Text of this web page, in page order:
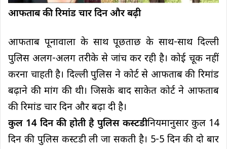
आफताब की रिमांड चार दिन और बढ़ी
आफताब पूनावाला के साथ पूछताछ के साथ-साथ दिल्ली
पुलिस अलग-अलग तरीके से जांच कर रही है। कोई चूक नहीं
करना चाहती है। दिल्ली पुलिस ने कोर्ट से आफताब की रिमांड
बढ़ाने की मांग की थी। जिसके बाद साकेत कोर्ट ने आफताब
की रिमांड चार दिन और बढ़ा दी है।
कुल 14 दिन की होती है पुलिस कस्टडीनियमानुसार कुल 14
दिन की पुलिस कस्टडी ली जा सकती है। 5-5 दिन की दो बार